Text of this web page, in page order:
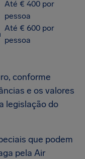
Até € 400 por
pessoa
Até € 600 por
pessoa
conforme
e os valores
legislação do
que podem
pela Air